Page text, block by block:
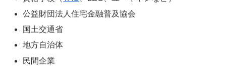
公益財団法人住宅金融普及協会
国土交通省
地方自治体
民間企業